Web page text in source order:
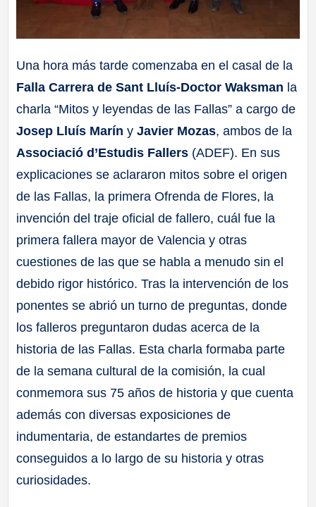
Una hora más tarde comenzaba en el casal de la
Falla Carrera de Sant Lluís-Doctor Waksman la
charla “Mitos y leyendas de las Fallas” a cargo de
Josep Lluís Marín yJavier Mozas, ambos de la
Associació d’Estudis Fallers (ADEF). En sus
explicaciones se aclararon mitos sobre el origen
de las Fallas, la primera Ofrenda de Flores, la
invención del traje oficial de fallero, cuál fue la
primera fallera mayor de Valencia y otras
cuestiones de las que se habla a menudo sin el
debido rigor histórico. Tras la intervención de los
ponentes se abrió un turno de preguntas, donde
los falleros preguntaron dudas acerca de la
historia de las Fallas. Esta charla formaba parte
de la semana cultural de la comisión, la cual
conmemora sus 75 años de historia y que cuenta
además con diversas exposiciones de
indumentaria, de estandartes de premios
conseguidos a lo largo de su historia y otras
curiosidades.